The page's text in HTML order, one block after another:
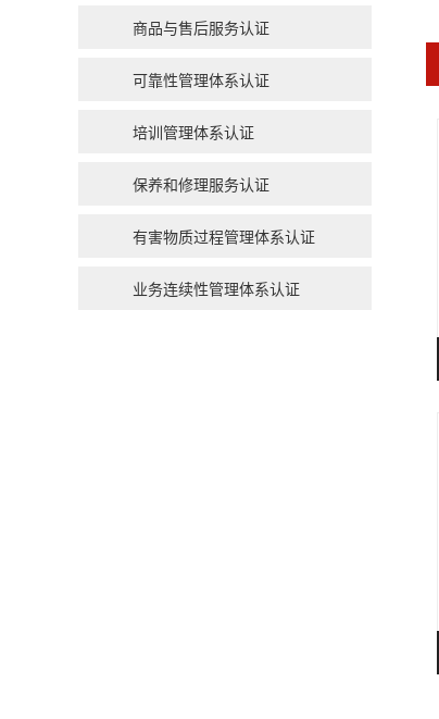
商品与售后服务认证
可靠性管理体系认证
培训管理体系认证
保养和修理服务认证
有害物质过程管理体系认证
业务连续性管理体系认证